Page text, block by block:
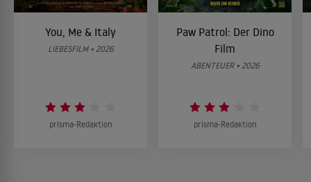
You, Me & Italy
LIEBESFILM • 2026
prisma-Redaktion
Paw Patrol: Der Dino
Film
ABENTEUER • 2026
prisma-Redaktion